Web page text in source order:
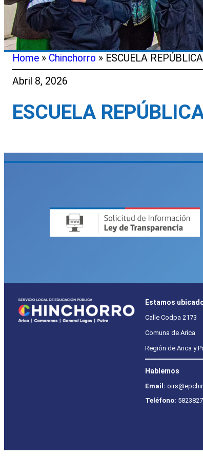
Home » Chinchorro » ESCUELA
Abril 8, 2026
ESCUELA
Estamos
Calle Codpa 2173
Comuna de Arica
Región de Arica y
Hablemos
Email:
Teléfono: